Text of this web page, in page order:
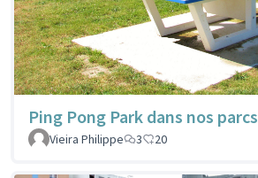
Ping Pong Park dans nos parcs
Vieira Philippe
3 20